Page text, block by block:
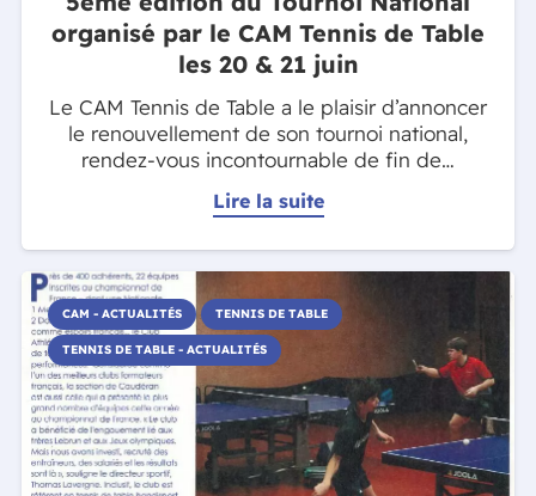
organisé par le CAM Tennis de Table
les 20 & 21 juin
Le CAM Tennis de Table a le plaisir d’annoncer
le renouvellement de son tournoi national,
rendez‑vous incontournable de fin de…
Lire la suite
CAM - ACTUALITÉS TENNIS DE TABLE
TENNIS DE TABLE - ACTUALITÉS